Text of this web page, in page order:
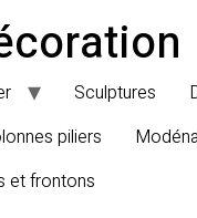
Sculptures
piliers
et frontons